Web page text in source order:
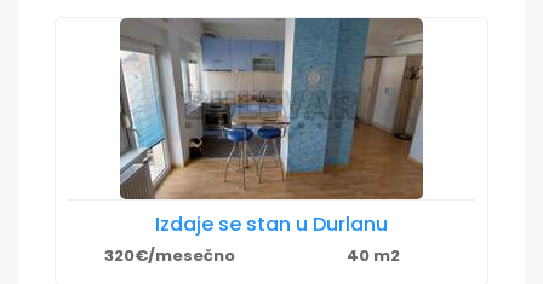
Izdaje se stan u Durlanu
320€/mesečno 40 m2